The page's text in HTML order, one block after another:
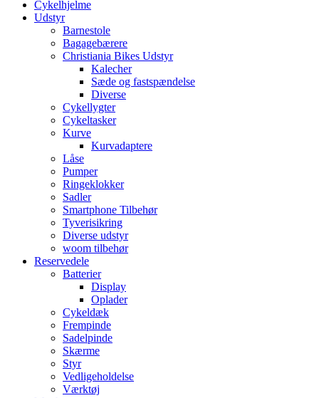
Cykelhjelme
Udstyr
Barnestole
Bagagebærere
Christiania Bikes Udstyr
Kalecher
Sæde og fastspændelse
Diverse
Cykellygter
Cykeltasker
Kurve
Kurvadaptere
Låse
Pumper
Ringeklokker
Sadler
Smartphone Tilbehør
Tyverisikring
Diverse udstyr
woom tilbehør
Reservedele
Batterier
Display
Oplader
Cykeldæk
Frempinde
Sadelpinde
Skærme
Styr
Vedligeholdelse
Værktøj